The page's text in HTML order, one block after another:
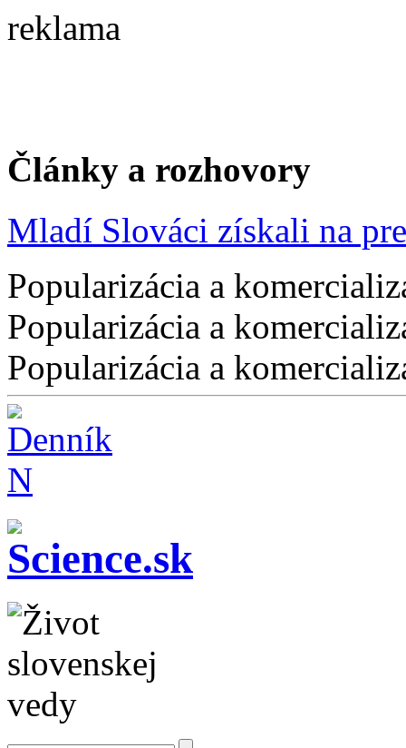
reklama
Články a rozhovory
Mladí Slováci získali na
Popularizácia a
Popularizácia a
Popularizácia a